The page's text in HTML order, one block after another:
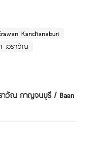
Kanchanaburi
เอราวัณ
าวัณ กาญจนบุรี / Baan